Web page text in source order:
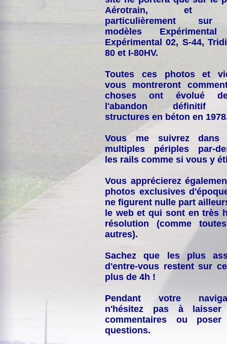
Aérotrain, et
particulièrement
modèles
Expérimental 02, S-44,
80 et I-80HV.
Toutes ces photos et
vous montreront
choses ont évolué
l'abandon définitif
structures en béton en
Vous me suivrez dans
multiples périples par-
les rails comme si vous y
Vous apprécierez
photos exclusives
ne figurent nulle part
le web et qui sont en très
résolution (comme
autres).
Sachez que les plus
d'entre-vous restent sur
plus de 4h !
Pendant votre
n'hésitez pas à laisser
commentaires ou
questions.